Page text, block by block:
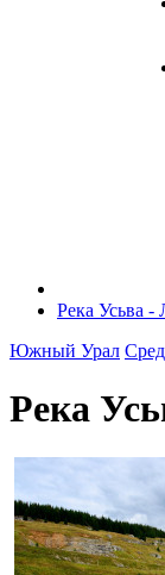
Река Усьва -
Южный Урал
Река